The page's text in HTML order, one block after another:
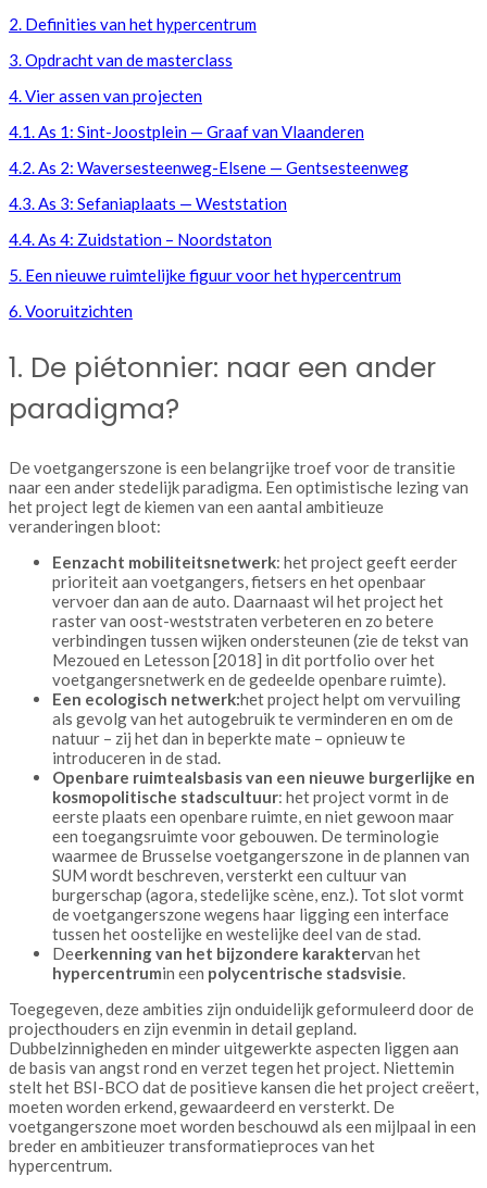
2. Definities van het hypercentrum
3. Opdracht van de masterclass
4. Vier assen van projecten
4.1. As 1: Sint-Joostplein — Graaf van Vlaanderen
4.2. As 2: Waversesteenweg-Elsene — Gentsesteenweg
4.3. As 3: Sefaniaplaats — Weststation
4.4. As 4: Zuidstation – Noordstaton
5. Een nieuwe ruimtelijke figuur voor het hypercentrum
6. Vooruitzichten
1. De piétonnier: naar een ander
paradigma?
De voetgangerszone is een belangrijke troef voor de ​​transitie
naar een ander stedelijk paradigma. Een optimistische lezing van
het project legt de kiemen van een aantal ambitieuze
veranderingen bloot:
Eenzacht mobiliteitsnetwerk: het project geeft eerder
prioriteit aan voetgangers, fietsers en het openbaar
vervoer dan aan de auto. Daarnaast wil het project het
raster van oost-weststraten verbeteren en zo betere
verbindingen tussen wijken ondersteunen (zie de tekst van
Mezoued en Letesson [2018] in dit portfolio over het
voetgangersnetwerk en de gedeelde openbare ruimte).
Een ecologisch netwerk:het project helpt om vervuiling
als gevolg van het autogebruik te verminderen en om de
natuur – zij het dan in beperkte mate – opnieuw te
introduceren in de stad.
Openbare ruimtealsbasis van een nieuwe burgerlijke en
kosmopolitische stadscultuur: het project vormt in de
eerste plaats een openbare ruimte, en niet gewoon maar
een toegangsruimte voor gebouwen. De terminologie
waarmee de Brusselse voetgangerszone in de plannen van
SUM wordt beschreven, versterkt een cultuur van
burgerschap (agora, stedelijke scène, enz.). Tot slot vormt
de voetgangerszone wegens haar ligging een interface
tussen het oostelijke en westelijke deel van de stad.
Deerkenning van het bijzondere karaktervan het
hypercentrumin een polycentrische stadsvisie.
Toegegeven, deze ambities zijn onduidelijk geformuleerd door de
projecthouders en zijn evenmin in detail gepland.
Dubbelzinnigheden en minder uitgewerkte aspecten liggen aan
de basis van angst rond en verzet tegen het project. Niettemin
stelt het BSI-BCO dat de positieve kansen die het project creëert,
moeten worden erkend, gewaardeerd en versterkt. De
voetgangerszone moet worden beschouwd als een mijlpaal in een
breder en ambitieuzer transformatieproces van het
hypercentrum.